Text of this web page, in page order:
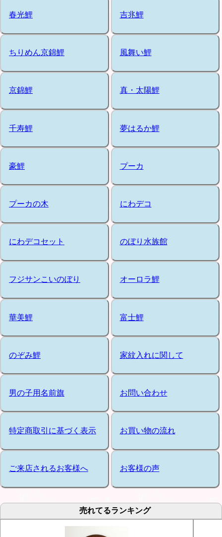
春光鯉 吉兆鯉
ちりめん京錦鯉 風舞い鯉
京錦鯉 真・太陽鯉
千寿鯉 夢はるか鯉
豪鯉 プーカ
プーカの木 にわデコ
にわデコセット のぼり水族館
フジサンこいのぼり オーロラ鯉
華美鯉 富士鯉
のぞみ鯉 家紋入れに関して
男の子用名前旗 お問い合わせ
特定商取引に基づく表示 お買い物の流れ
ご来店されるお客様へ お客様の声
売れてるランキング